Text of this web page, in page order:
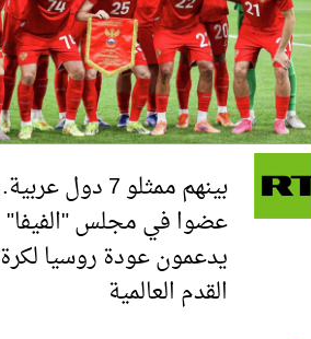
عضوا في مجلس "الفيفا"
يدعمون عودة روسيا لكرة
القدم العالمية